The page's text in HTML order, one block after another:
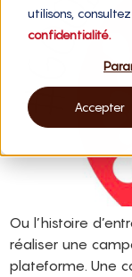
utilisons,
confidentialité.
Accepter
Ou l’histoire
réaliser une
plateforme. Une